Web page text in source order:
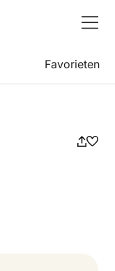
Favorieten